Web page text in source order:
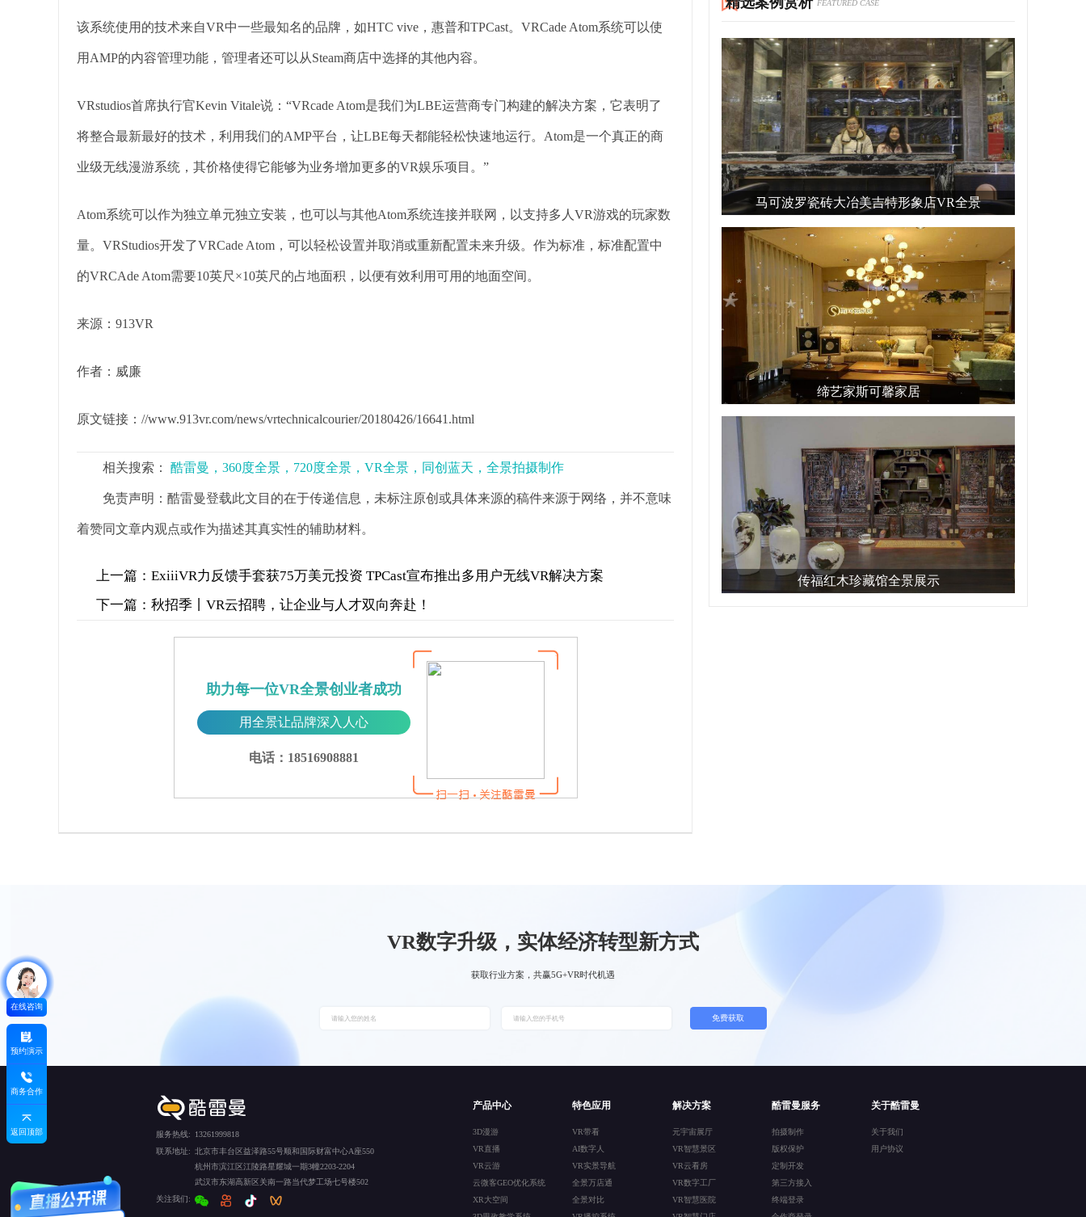
该系统使用的技术来自VR中一些最知名的品牌，如HTC vive，惠普和TPCast。VRCade Atom系统可以使
用AMP的内容管理功能，管理者还可以从Steam商店中选择的其他内容。
VRstudios首席执行官Kevin Vitale说：“VRcade Atom是我们为LBE运营商专门构建的解决方案，它表明了
将整合最新最好的技术，利用我们的AMP平台，让LBE每天都能轻松快速地运行。Atom是一个真正的商
业级无线漫游系统，其价格使得它能够为业务增加更多的VR娱乐项目。”
Atom系统可以作为独立单元独立安装，也可以与其他Atom系统连接并联网，以支持多人VR游戏的玩家数
量。VRStudios开发了VRCade Atom，可以轻松设置并取消或重新配置未来升级。作为标准，标准配置中
的VRCAde Atom需要10英尺×10英尺的占地面积，以便有效利用可用的地面空间。
来源：913VR
作者：威廉
原文链接：//www.913vr.com/news/vrtechnicalcourier/20180426/16641.html
相关搜索： 酷雷曼，360度全景，720度全景，VR全景，同创蓝天，全景拍摄制作
免责声明：酷雷曼登载此文目的在于传递信息，未标注原创或具体来源的稿件来源于网络，并不意味
着赞同文章内观点或作为描述其真实性的辅助材料。
上一篇： ExiiiVR力反馈手套获75万美元投资 TPCast宣布推出多用户无线VR解决方案
下一篇： 秋招季丨VR云招聘，让企业与人才双向奔赴！
助力每一位VR全景创业者成功
用全景让品牌深入人心
电话：18516908881
FEATURED CASE
马可波罗瓷砖大冶美吉特形象店VR全景
缔艺家斯可馨家居
传福红木珍藏馆全景展示
在线咨询
预约演示
商务合作
返回顶部
VR数字升级，实体经济转型新方式
获取行业方案，共赢5G+VR时代机遇
免费获取
服务热线:
13261999818
联系地址: 北京市丰台区益泽路55号顺和国际财富中心A座550
杭州市滨江区江陵路星耀城一期3幢2203-2204
武汉市东湖高新区关南一路当代梦工场七号楼502
关注我们:
产品中心
3D漫游
VR直播
VR云游
云微客GEO优化系统
XR大空间
特色应用
VR带看
AI数字人
VR实景导航
全景万店通
全景对比
解决方案
元宇宙展厅
VR智慧景区
VR云看房
VR数字工厂
VR智慧医院
酷雷曼服务
拍摄制作
版权保护
定制开发
第三方接入
终端登录
关于酷雷曼
关于我们
用户协议